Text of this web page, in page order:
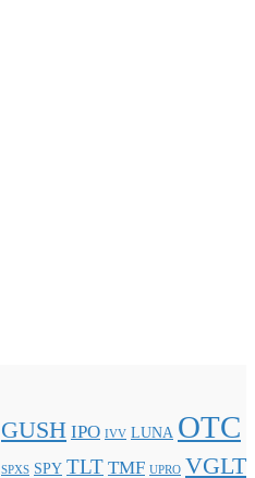
GUSH IPO IVV LUNA OTC
SPXS SPY TLT TMF UPRO VGLT